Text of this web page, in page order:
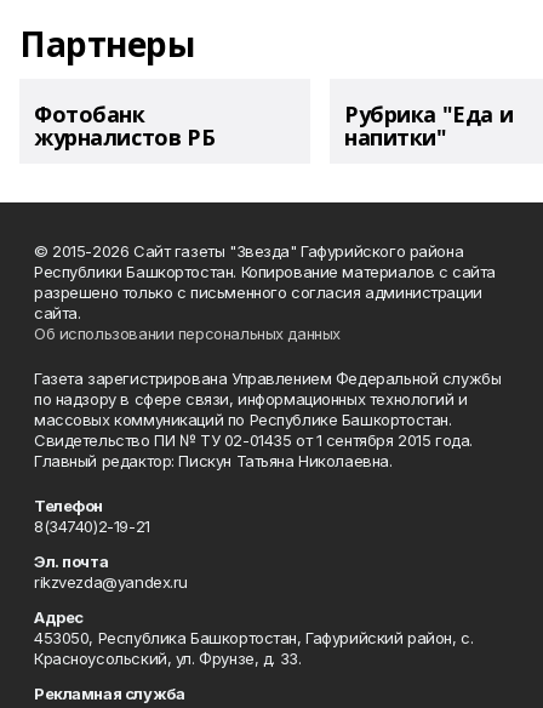
Партнеры
Фотобанк
журналистов РБ
Рубрика "Еда и
напитки"
© 2015-2026 Сайт газеты "Звезда" Гафурийского района
Республики Башкортостан. Копирование материалов с сайта
разрешено только с письменного согласия администрации
сайта.
Об использовании персональных данных
Газета зарегистрирована Управлением Федеральной службы
по надзору в сфере связи, информационных технологий и
массовых коммуникаций по Республике Башкортостан.
Свидетельство ПИ № ТУ 02-01435 от 1 сентября 2015 года.
Главный редактор: Пискун Татьяна Николаевна.
Телефон
8(34740)2-19-21
Эл. почта
rikzvezda@yandex.ru
Адрес
453050, Республика Башкортостан, Гафурийский район, с.
Красноусольский, ул. Фрунзе, д. 33.
Рекламная служба